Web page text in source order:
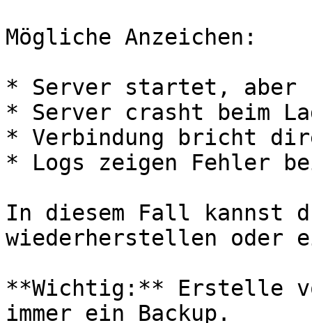
Mögliche Anzeichen:
* Server startet, aber
* Server crasht beim
* Verbindung bricht
* Logs zeigen Fehler
In diesem Fall kannst
wiederherstellen oder
**Wichtig:** Erstelle
immer ein Backup.